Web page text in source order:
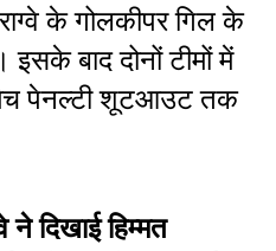
के गोलकीपर गिल के
बाद दोनों टीमों में
पेनल्टी शूटआउट तक
दिखाई हिम्मत